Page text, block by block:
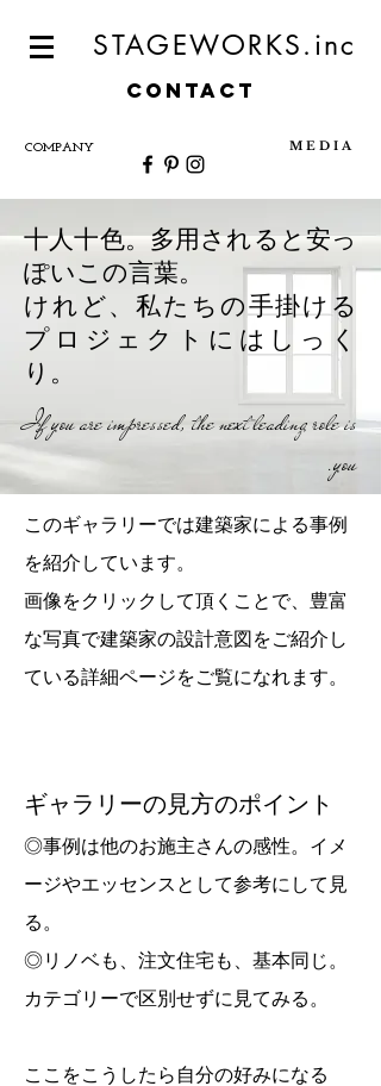
STAGEWORKS.inc
CONTACT
COMPANY M E D I A
十人十色。多用されると安っ
ぽいこの言葉。
けれど、私たちの手掛ける
プロジェクトにはしっく
り。
If you are impressed, the next leading role is
you.
このギャラリーでは建築家による事例
を紹介しています。
画像をクリックして頂くことで、豊富
な写真で建築家の設計意図をご紹介し
ている詳細ページをご覧になれます。​
ギャラリーの見方のポイント
◎事例は他のお施主さんの感性。イメ
ージやエッセンスとして参考にして見
る。
◎リノベも、注文住宅も、基本同じ。
カテゴリーで区別せずに見てみる。
ここをこうしたら自分の好みになる